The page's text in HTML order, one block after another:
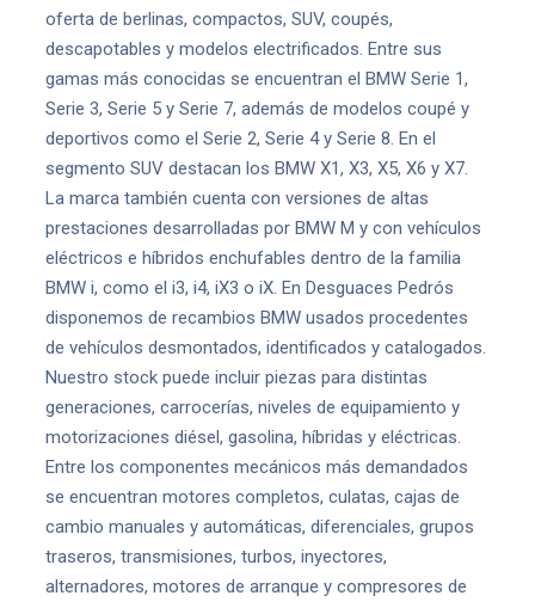
oferta de berlinas, compactos, SUV, coupés,
descapotables y modelos electrificados. Entre sus
gamas más conocidas se encuentran el BMW Serie 1,
Serie 3, Serie 5 y Serie 7, además de modelos coupé y
deportivos como el Serie 2, Serie 4 y Serie 8. En el
segmento SUV destacan los BMW X1, X3, X5, X6 y X7.
La marca también cuenta con versiones de altas
prestaciones desarrolladas por BMW M y con vehículos
eléctricos e híbridos enchufables dentro de la familia
BMW i, como el i3, i4, iX3 o iX. En Desguaces Pedrós
disponemos de recambios BMW usados procedentes
de vehículos desmontados, identificados y catalogados.
Nuestro stock puede incluir piezas para distintas
generaciones, carrocerías, niveles de equipamiento y
motorizaciones diésel, gasolina, híbridas y eléctricas.
Entre los componentes mecánicos más demandados
se encuentran motores completos, culatas, cajas de
cambio manuales y automáticas, diferenciales, grupos
traseros, transmisiones, turbos, inyectores,
alternadores, motores de arranque y compresores de